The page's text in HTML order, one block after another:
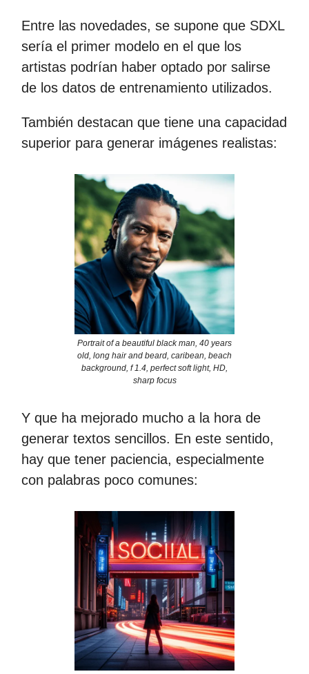
Entre las novedades, se supone que SDXL
sería el primer modelo en el que los
artistas podrían haber optado por salirse
de los datos de entrenamiento utilizados.
También destacan que tiene una capacidad
superior para generar imágenes realistas:
Portrait of a beautiful black man, 40 years
old, long hair and beard, caribean, beach
background, f 1.4, perfect soft light, HD,
sharp focus
Y que ha mejorado mucho a la hora de
generar textos sencillos. En este sentido,
hay que tener paciencia, especialmente
con palabras poco comunes: